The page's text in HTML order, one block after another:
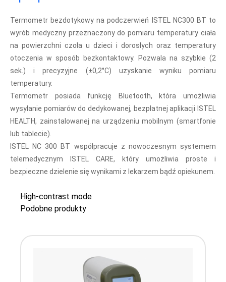
Termometr bezdotykowy na podczerwień ISTEL NC300 BT to
wyrób medyczny przeznaczony do pomiaru temperatury ciała
na powierzchni czoła u dzieci i dorosłych oraz temperatury
otoczenia w sposób bezkontaktowy. Pozwala na szybkie (2
sek.) i precyzyjne (±0,2°C) uzyskanie wyniku pomiaru
temperatury.
Termometr posiada funkcję Bluetooth, która umożliwia
wysyłanie pomiarów do dedykowanej, bezpłatnej aplikacji ISTEL
HEALTH, zainstalowanej na urządzeniu mobilnym (smartfonie
lub tablecie).
ISTEL NC 300 BT współpracuje z nowoczesnym systemem
telemedycznym ISTEL CARE, który umożliwia proste i
bezpieczne dzielenie się wynikami z lekarzem bądź opiekunem.
High-contrast mode
Podobne produkty